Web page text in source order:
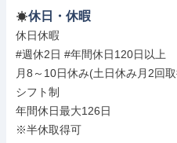
休日・休暇
休日休暇
#週休2日 #年間休日120日以上
月8～10日休み(土日休み月2回
シフト制
年間休日最大126日
※半休取得可